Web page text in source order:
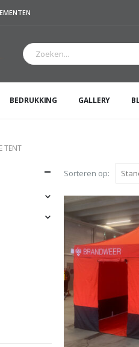
BEDRUKKING GALLERY
TENT
Sorteren op: